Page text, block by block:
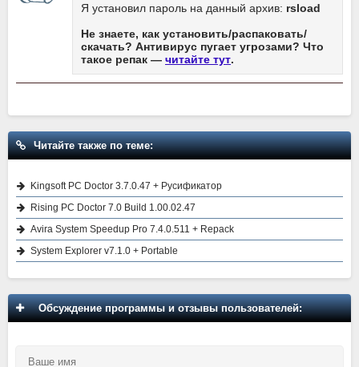
Я установил пароль на данный архив: rsload
Не знаете, как установить/распаковать/
скачать? Антивирус пугает угрозами? Что
такое репак — читайте тут.
Читайте также по теме:
Kingsoft PC Doctor 3.7.0.47 + Русификатор
Rising PC Doctor 7.0 Build 1.00.02.47
Avira System Speedup Pro 7.4.0.511 + Repack
System Explorer v7.1.0 + Portable
Обсуждение программы и отзывы пользователей: